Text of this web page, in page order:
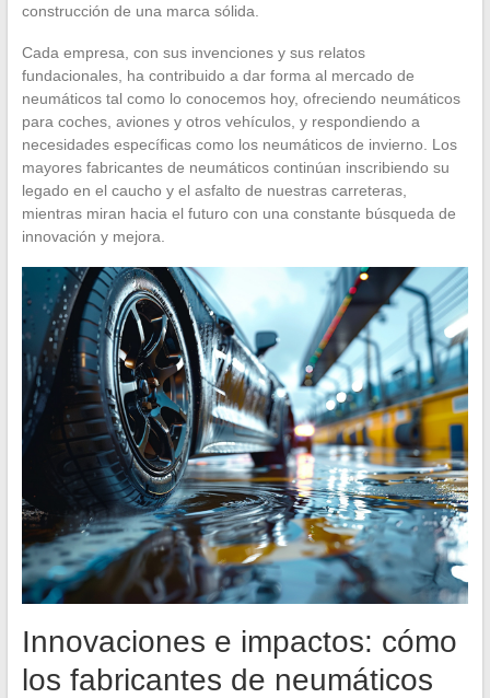
construcción de una marca sólida.
Cada empresa, con sus invenciones y sus relatos
fundacionales, ha contribuido a dar forma al mercado de
neumáticos tal como lo conocemos hoy, ofreciendo neumáticos
para coches, aviones y otros vehículos, y respondiendo a
necesidades específicas como los neumáticos de invierno. Los
mayores fabricantes de neumáticos continúan inscribiendo su
legado en el caucho y el asfalto de nuestras carreteras,
mientras miran hacia el futuro con una constante búsqueda de
innovación y mejora.
Innovaciones e impactos: cómo
los fabricantes de neumáticos